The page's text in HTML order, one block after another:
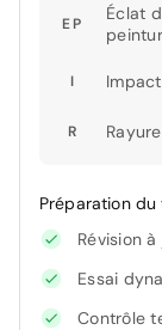
EP
Éclat
I Impact
R Rayure
Préparation
Révision
Essai
Contrôle